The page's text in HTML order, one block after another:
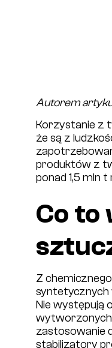
Autorem
Korzystanie z
że są z
produktów z
ponad 1,5 mln
Co to
Z
syntetycznych
Nie występują
wytworzonych
zastosowanie
stabilizatory